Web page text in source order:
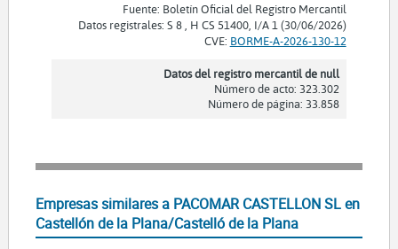
Fuente: Boletín Oficial del Registro Mercantil
Datos registrales: S 8 , H CS 51400, I/A 1 (30/06/2026)
CVE: BORME-A-2026-130-12
Datos del registro mercantil de null
Número de acto: 323.302
Número de página: 33.858
Empresas similares a PACOMAR CASTELLON SL en
Castellón de la Plana/Castelló de la Plana